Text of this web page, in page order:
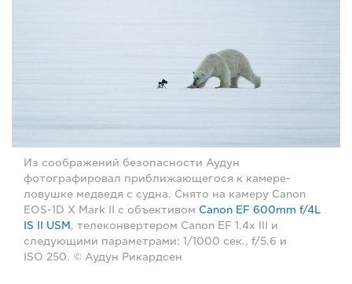
Из соображений безопасности Аудун
фотографировал приближающегося к камере-
ловушке медведя с судна. Снято на камеру Canon
EOS-1D X Mark II с объективом Canon EF 600mm f/4L
IS II USM , телеконвертером Canon EF 1.4x III и
следующими параметрами: 1/1000 сек., f/5.6 и
ISO 250. © Аудун Рикардсен